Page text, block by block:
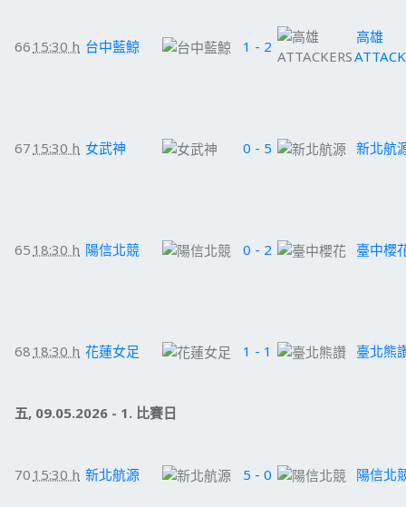
66 15:30 h 台中藍鯨 1 - 2
高雄
67 15:30 h 女武神 0 - 5 新北航
65 18:30 h 陽信北競 0 - 2 臺中櫻
68 18:30 h 花蓮女足 1 - 1 臺北熊
五, 09.05.2026 - 1. 比賽日
70 15:30 h 新北航源 5 - 0 陽信北